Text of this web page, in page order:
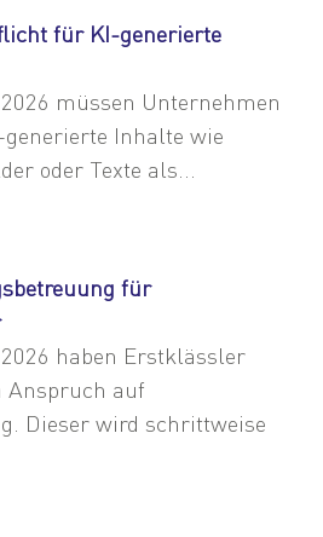
für KI-generierte
müssen Unternehmen
Inhalte wie
oder Texte als...
für
haben Erstklässler
Anspruch auf
Dieser wird schrittweise